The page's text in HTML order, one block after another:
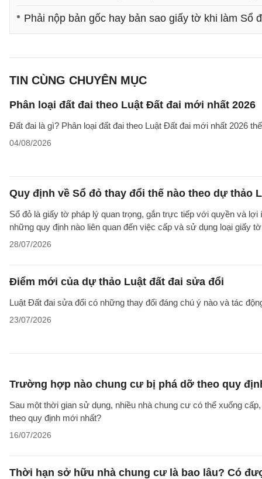
Phải nộp bản gốc hay bản sao giấy tờ khi làm Sổ
TIN CÙNG CHUYÊN MỤC
Phân loại đất đai theo Luật Đất đai mới nhất 2026
Đất đai là gì? Phân loại đất đai theo Luật Đất đai mới nhất 2026
04/08/2026
Quy định về Sổ đỏ thay đổi thế nào theo dự thảo
Sổ đỏ là giấy tờ pháp lý quan trọng, gắn trực tiếp với quyền và
những quy định nào liên quan đến việc cấp và sử dụng loại giấy
28/07/2026
Điểm mới của dự thảo Luật đất đai sửa đổi
Luật Đất đai sửa đổi có những thay đổi đáng chú ý nào và tác
23/07/2026
Trường hợp nào chung cư bị phá dỡ theo quy
Sau một thời gian sử dụng, nhiều nhà chung cư có thể xuống
theo quy định mới nhất?
16/07/2026
Thời hạn sở hữu nhà chung cư là bao lâu? Có